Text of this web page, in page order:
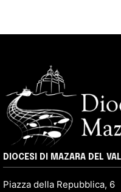
DIOCESI DI MAZARA DEL
Piazza della Repubblica, 6